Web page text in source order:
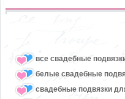
все свадебные
белые свадебные
свадебные подвязки